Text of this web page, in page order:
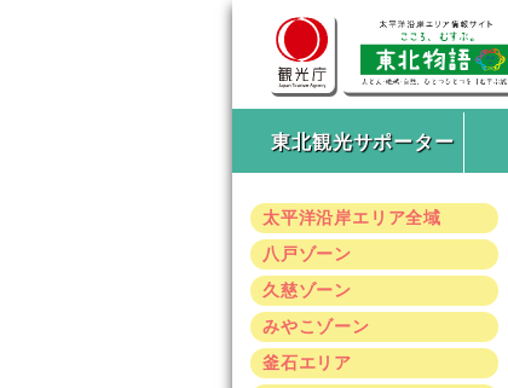
東北観光サポーター
太平洋沿岸エリア全域
八戸ゾーン
久慈ゾーン
みやこゾーン
釜石エリア